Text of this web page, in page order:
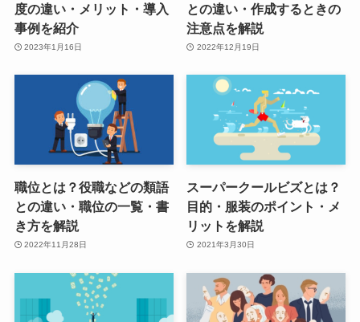
度の違い・メリット・導入
事例を紹介
2023年1月16日
との違い・作成するときの
注意点を解説
2022年12月19日
職位とは？役職などの類語
との違い・職位の一覧・書
き方を解説
2022年11月28日
スーパークールビズとは？
目的・服装のポイント・メ
リットを解説
2021年3月30日